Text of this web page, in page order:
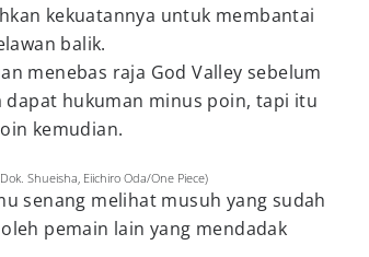
kekuatannya untuk membantai
balik.
menebas raja God Valley sebelum
hukuman minus poin, tapi itu
kemudian.
Shueisha, Eiichiro Oda/One Piece)
senang melihat musuh yang sudah
pemain lain yang mendadak